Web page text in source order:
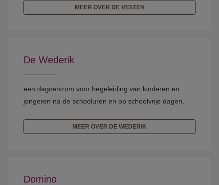
MEER OVER DE VESTEN
De Wederik
een dagcentrum voor begeleiding van kinderen en
jongeren na de schooluren en op schoolvrije dagen.
MEER OVER DE WEDERIK
Domino